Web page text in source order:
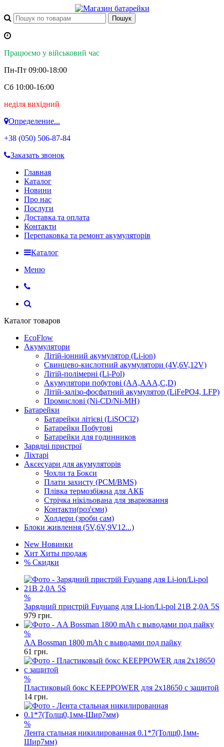
Працюємо у військовий час
Пн-Пт 09:00-18:00
Сб 10:00-16:00
неділя вихідний
Определение...
+38 (050) 506-87-84
Заказать звонок
Главная
Каталог
Новини
Про нас
Послуги
Доставка та оплата
Контакти
Перепаковка та ремонт акумуляторів
Каталог
Меню
Каталог товаров
EcoFlow
Акумулятори
Літій-іонний акумулятор (Li-ion)
Свинцево-кислотний акумулятори (4V,6V,12V)
Літій-полімерні (Li-Pol)
Акумулятори побутові (AA,AAA,C,D)
Літій-залізо-фосфатний акумулятор (LiFePO4, LFP)
Промислові (Ni-CD/Ni-MH)
Батарейки
Батарейки літієві (LiSOCl2)
Батарейки Побутові
Батарейки для годинников
Зарядні пристрої
Ліхтарі
Аксесуари для акумуляторів
Чохли та Бокси
Плати захисту (PCM/BMS)
Плівка термозбіжна для АКБ
Стрічка нікільована для зварювання
Контакти(роз'єми)
Холдери (зроби сам)
Блоки живлення (5V,6V,9V12...)
New Новинки
Хит Хиты продаж
% Скидки
%
Зарядний пристрій Fuyuang для Li-ion/Li-pol 21В 2,0А 5S
979 грн.
%
AA Bossman 1800 mAh с выводами под пайку
61 грн.
%
Пластиковый бокс KEEPPOWER для 2x18650 с защитой
14 грн.
%
Лента стальная никилированная 0.1*7(Толщ0,1мм-
Шир7мм)